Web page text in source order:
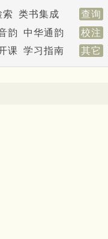
索 类书集成 查询
韵 中华通韵 校注
课 学习指南 其它